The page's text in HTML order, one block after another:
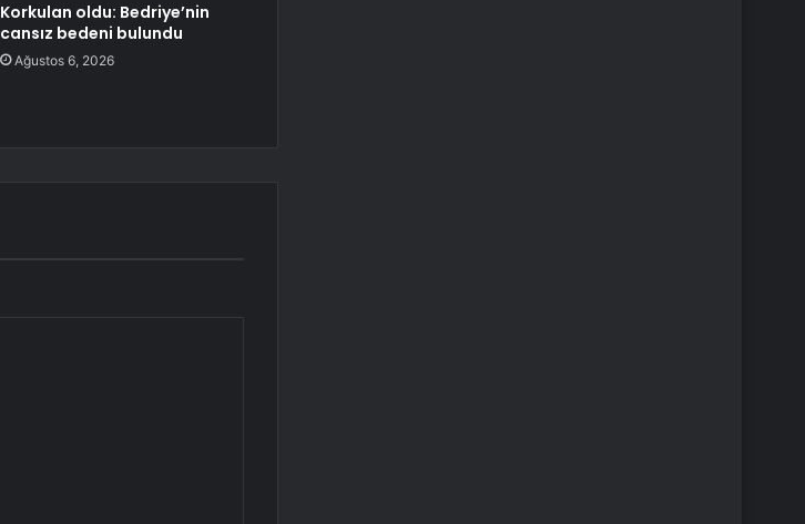
Korkulan oldu: Bedriye’nin
cansız bedeni bulundu
Ağustos 6, 2026